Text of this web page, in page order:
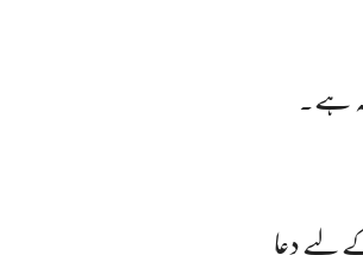
ہے۔